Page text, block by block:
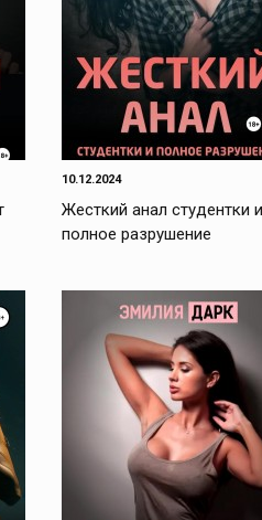
10.12.2024
Жесткий анал студентки и
полное разрушение